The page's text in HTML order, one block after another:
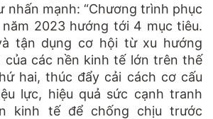
nhấn mạnh: “Chương trình phục
2023 hướng tới 4 mục tiêu.
tận dụng cơ hội từ xu hướng
của các nền kinh tế lớn trên thế
hai, thúc đẩy cải cách cơ cấu
lực, hiệu quả sức cạnh tranh
kinh tế để chống chịu trước